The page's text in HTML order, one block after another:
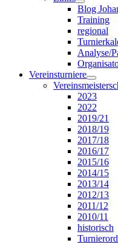
Blog
Training
regional
Analyse/
Vereinsturniere
2023
2022
2019/21
2018/19
2017/18
2016/17
2015/16
2014/15
2013/14
2012/13
2011/12
2010/11
historisch